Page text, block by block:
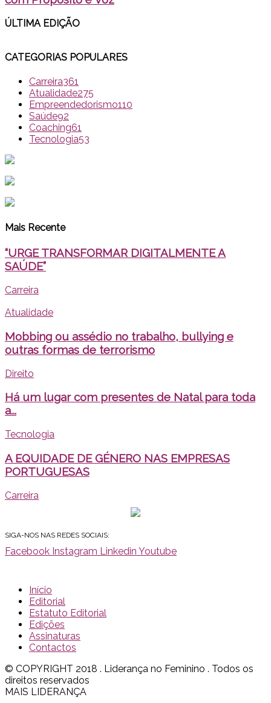
ÚLTIMA EDIÇÃO
CATEGORIAS POPULARES
Carreira361
Atualidade275
Empreendedorismo110
Saúde92
Coaching61
Tecnologia53
Mais Recente
“URGE TRANSFORMAR DIGITALMENTE A
SAÚDE”
Carreira
Atualidade
Mobbing ou assédio no trabalho, bullying e
outras formas de terrorismo
Direito
Há um lugar com presentes de Natal para toda
a...
Tecnologia
A EQUIDADE DE GÉNERO NAS EMPRESAS
PORTUGUESAS
Carreira
SIGA-NOS NAS REDES SOCIAIS:
Facebook Instagram Linkedin Youtube
Início
Editorial
Estatuto Editorial
Edições
Assinaturas
Contactos
© COPYRIGHT 2018 . Liderança no Feminino . Todos os
direitos reservados
MAIS LIDERANÇA